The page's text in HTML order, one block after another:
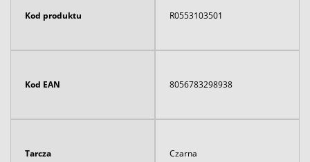
Kod produktu R0553103501
Kod EAN 8056783298938
Tarcza Czarna